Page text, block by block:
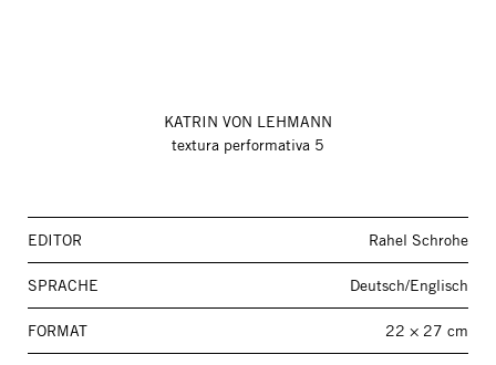
KATRIN VON LEHMANN
textura performativa 5
EDITOR Rahel Schrohe
SPRACHE Deutsch/Englisch
FORMAT 22 × 27 cm